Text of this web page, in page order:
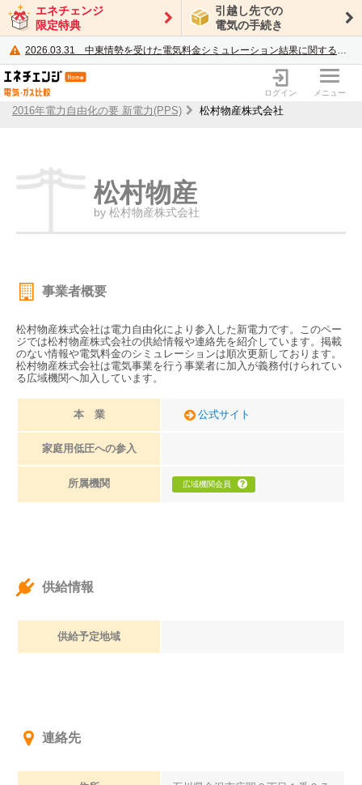
エネチェンジ
限定特典
引越し先での
電気の手続き
2026.03.31 中東情勢を受けた電気料金シミュレーション結果に関するご案内
電力・ガス比較サイト エネチェンジ
ログイン メニュー
2016年電力自由化の要 新電力(PPS) 松村物産株式会社
松村物産
by 松村物産株式会社
事業者概要
松村物産株式会社は電力自由化により参入した新電力です。このペー
ジでは松村物産株式会社の供給情報や連絡先を紹介しています。掲載
のない情報や電気料金のシミュレーションは順次更新しております。
松村物産株式会社は電気事業を行う事業者に加入が義務付けられてい
る広域機関へ加入しています。
本 業 公式サイト
家庭用低圧への参入
所属機関 広域機関会員
供給情報
供給予定地域
連絡先